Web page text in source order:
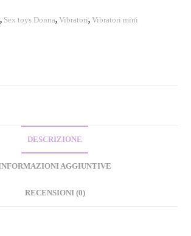
, Sex toys Donna,Vibratori,Vibratori mini
DESCRIZIONE
AGGIUNTIVE
RECENSIONI (0)